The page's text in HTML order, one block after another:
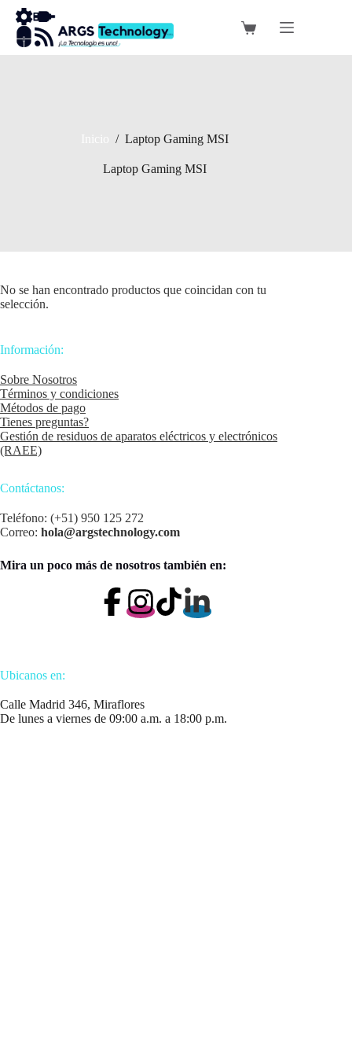
Saltar
contenido
Carro
/ Laptop Gaming MSI
Laptop Gaming MSI
No se han encontrado productos que coincidan con tu
selección.
Información:
Sobre Nosotros
Términos y condiciones
Métodos de pago
Tienes preguntas?
Gestión de residuos de aparatos eléctricos y electrónicos
(RAEE)
Contáctanos:
Teléfono: (+51) 950 125 272
Correo: hola@argstechnology.com
Mira un poco más de nosotros también en:
Ubicanos en:
Calle Madrid 346, Miraflores
De lunes a viernes de 09:00 a.m. a 18:00 p.m.